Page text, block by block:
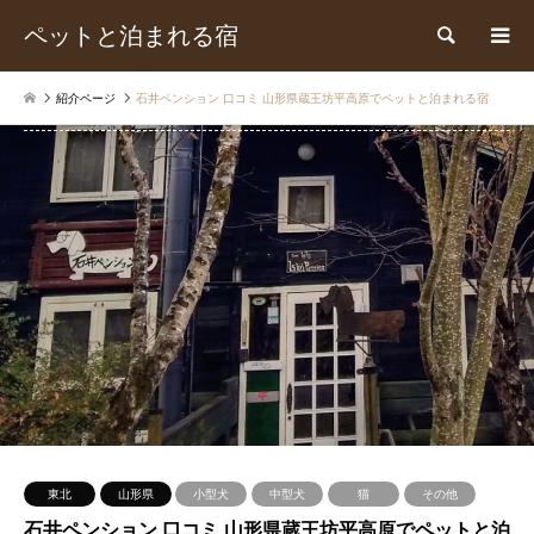
ペットと泊まれる宿 検索
紹介ページ 石井ペンション 口コミ 山形県蔵王坊平高原でペットと泊まれる宿
東北 山形県 小型犬 中型犬 猫 その他
石井ペンション 口コミ 山形県蔵王坊平高原でペットと泊